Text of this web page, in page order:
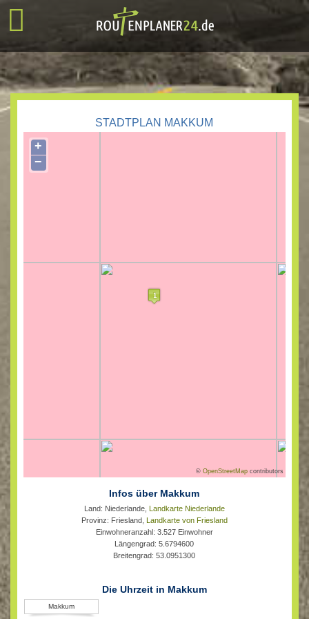
STADTPLAN MAKKUM
+
−
©OpenStreetMap contributors
Infos über Makkum
Land: Niederlande, Landkarte Niederlande
Provinz: Friesland, Landkarte von Friesland
Einwohneranzahl: 3.527 Einwohner
Längengrad: 5.6794600
Breitengrad: 53.0951300
Die Uhrzeit in Makkum
Makkum